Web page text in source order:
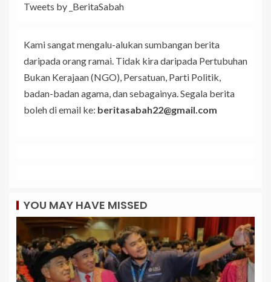
Tweets by _BeritaSabah
Kami sangat mengalu-alukan sumbangan berita
daripada orang ramai. Tidak kira daripada Pertubuhan
Bukan Kerajaan (NGO), Persatuan, Parti Politik,
badan-badan agama, dan sebagainya. Segala berita
boleh di email ke: beritasabah22@gmail.com
YOU MAY HAVE MISSED